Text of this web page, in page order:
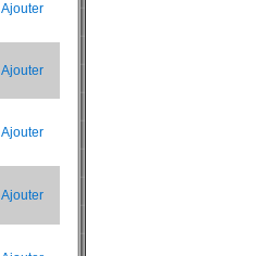
Ajouter
Ajouter
Ajouter
Ajouter